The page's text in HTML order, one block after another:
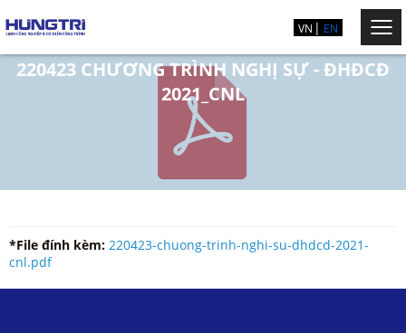
VN EN
220423 CHƯƠNG TRÌNH NGHỊ SỰ - ĐHĐCĐ
2021_CNL
*File đính kèm: 220423-chuong-trinh-nghi-su-dhdcd-2021-
cnl.pdf